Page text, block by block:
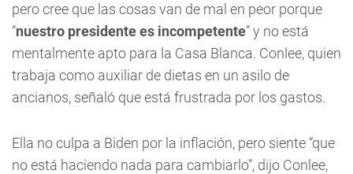
pero cree que las cosas van de mal en peor porque
“nuestro presidente es incompetente” y no está
mentalmente apto para la Casa Blanca. Conlee, quien
trabaja como auxiliar de dietas en un asilo de
ancianos, señaló que está frustrada por los gastos.
Ella no culpa a Biden por la inflación, pero siente “que
no está haciendo nada para cambiarlo”, dijo Conlee,